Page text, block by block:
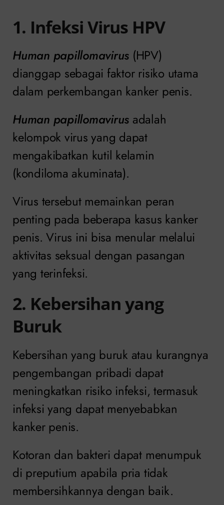
1. Infeksi Virus HPV
Human papillomavirus (HPV)
dianggap sebagai faktor risiko utama
dalam perkembangan kanker penis.
Human papillomavirus adalah
kelompok virus yang dapat
mengakibatkan kutil kelamin
(kondiloma akuminata).
Virus tersebut memainkan peran
penting pada beberapa kasus kanker
penis. Virus ini bisa menular melalui
aktivitas seksual dengan pasangan
yang terinfeksi.
2. Kebersihan yang
Buruk
Kebersihan yang buruk atau kurangnya
pengembangan pribadi dapat
meningkatkan risiko infeksi, termasuk
infeksi yang dapat menyebabkan
kanker penis.
Kotoran dan bakteri dapat menumpuk
di preputium apabila pria tidak
membersihkannya dengan baik.